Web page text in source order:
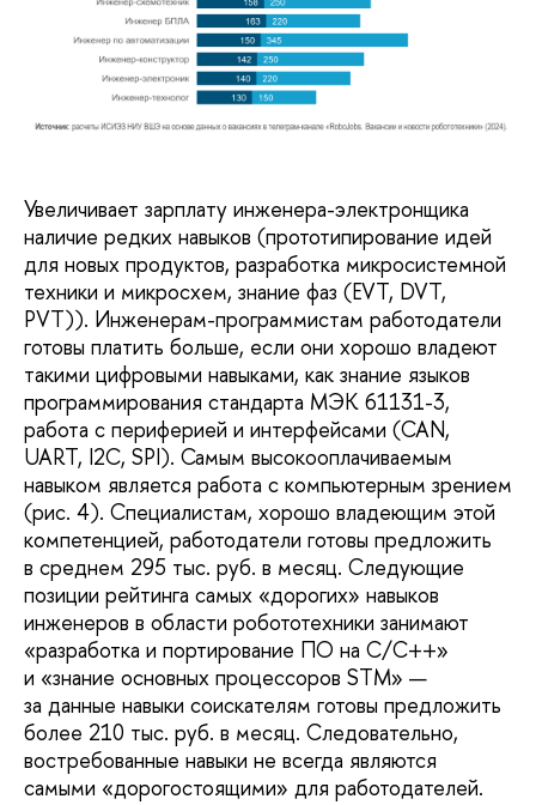
Увеличивает зарплату инженера-электронщика
наличие редких навыков (прототипирование идей
для новых продуктов, разработка микросистемной
техники и микросхем, знание фаз (EVT, DVT,
PVT)). Инженерам-программистам работодатели
готовы платить больше, если они хорошо владеют
такими цифровыми навыками, как знание языков
программирования стандарта МЭК 61131-3,
работа с периферией и интерфейсами (CAN,
UART, I2C, SPI). Самым высокооплачиваемым
навыком является работа с компьютерным зрением
(рис. 4). Специалистам, хорошо владеющим этой
компетенцией, работодатели готовы предложить
в среднем 295 тыс. руб. в месяц. Следующие
позиции рейтинга самых «дорогих» навыков
инженеров в области робототехники занимают
«разработка и портирование ПО на C/C++»
и «знание основных процессоров STM» —
за данные навыки соискателям готовы предложить
более 210 тыс. руб. в месяц. Следовательно,
востребованные навыки не всегда являются
самыми «дорогостоящими» для работодателей.